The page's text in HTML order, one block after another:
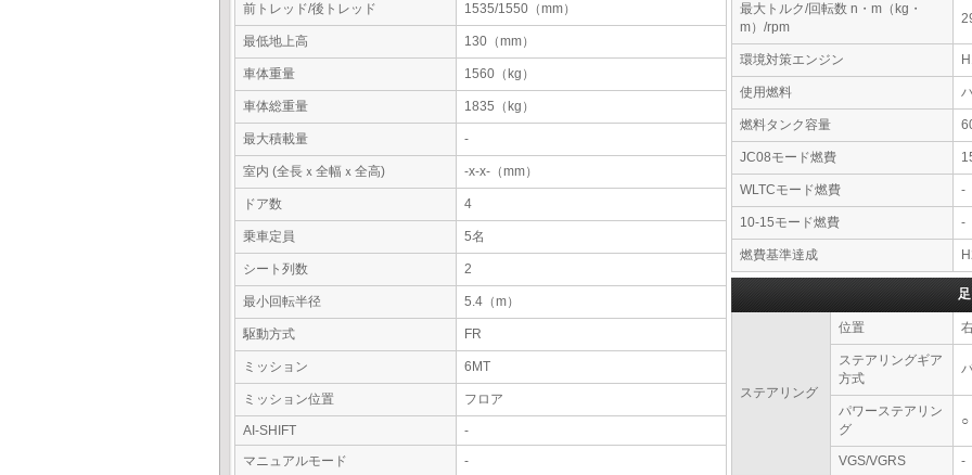
前トレッド/後トレッド 1535/1550（mm）
最低地上高 130（mm）
車体重量 1560（kg）
車体総重量 1835（kg）
最大積載量 -
室内 (全長ｘ全幅ｘ全高) -x-x-（mm）
ドア数 4
乗車定員 5名
シート列数 2
最小回転半径 5.4（m）
駆動方式 FR
ミッション 6MT
ミッション位置 フロア
AI-SHIFT
-
マニュアルモード
-
最大トルク/回転数 n・m（kg・
m）/rpm
環境対策エンジン
使用燃料
燃料タンク容量
JC08モード燃費
WLTCモード燃費 -
10-15モード燃費 -
燃費基準達成
ステアリング
位置
ステアリングギア
方式
パワーステアリン
グ
○
VGS/VGRS -